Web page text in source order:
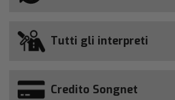
Tutti gli interpreti
Credito Songnet